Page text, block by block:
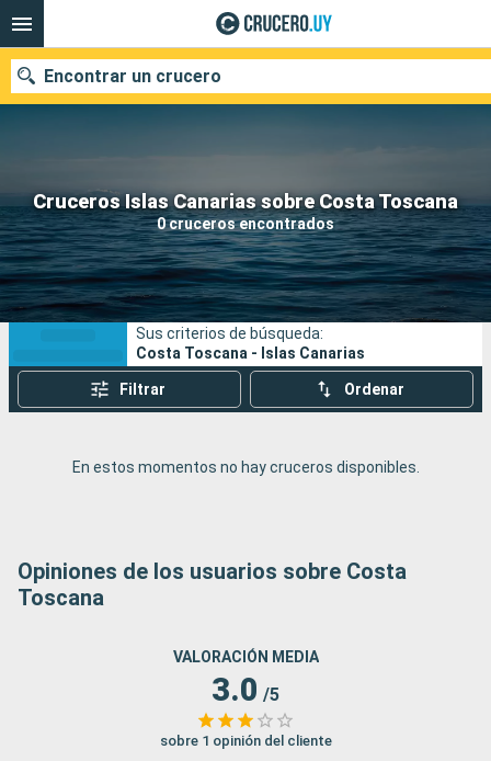
Cruceros Islas Canarias sobre Costa Toscana
0 cruceros encontrados
Encontrar un crucero
Nuestros destinos
Fecha de salida
Puertos Compañías
Buscar
Sus criterios de búsqueda:
Costa Toscana - Islas Canarias
Filtrar Ordenar
En estos momentos no hay cruceros disponibles.
Opiniones de los usuarios sobre Costa
Toscana
VALORACIÓN MEDIA
3.0 /5
sobre 1 opinión del cliente